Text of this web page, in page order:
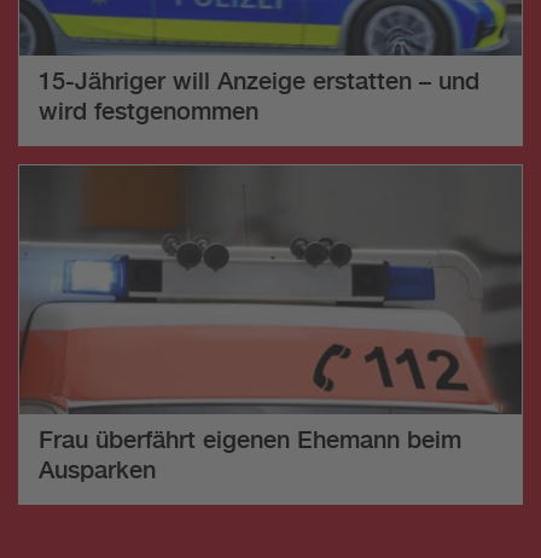
15-Jähriger will Anzeige erstatten – und
wird festgenommen
Frau überfährt eigenen Ehemann beim
Ausparken